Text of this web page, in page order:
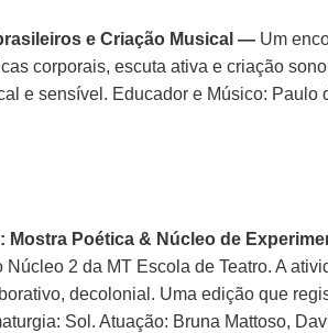
e Criação Musical — Um
corporais, escuta ativa e criação
e sensível. Educador e Músico: Paulo
Poética & Núcleo de
2 da MT Escola de Teatro. A
decolonial. Uma edição que
Sol. Atuação: Bruna Mattoso,